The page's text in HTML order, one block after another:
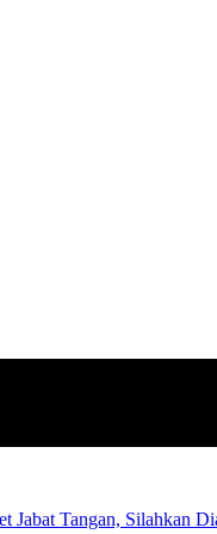
Jabat Tangan, Silahkan